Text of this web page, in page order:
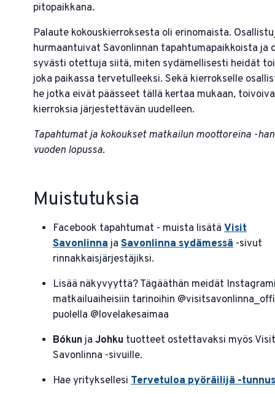
pitopaikkana.
Palaute kokouskierroksesta oli erinomaista.
hurmaantuivat Savonlinnan tapahtumapaikkoista ja
syvästi otettuja siitä, miten sydämellisesti heidät
joka paikassa tervetulleeksi. Sekä kierrokselle
he jotka eivät päässeet tällä kertaa mukaan,
kierroksia järjestettävän uudelleen.
Tapahtumat ja kokoukset matkailun moottoreina -
vuoden lopussa.
Muistutuksia
Facebook tapahtumat - muista lisätä Visit
Savonlinnaja Savonlinna sydämessä -sivut
rinnakkaisjärjestäjiksi.
Lisää näkyvyyttä? Tägääthän meidät
matkailuaiheisiin tarinoihin
puolella @lovelakesaimaa
Bókunja Johku tuotteet ostettavaksi myös Visit
Savonlinna -sivuille.
Hae yrityksellesi Tervetuloa pyöräilijä -tunnus